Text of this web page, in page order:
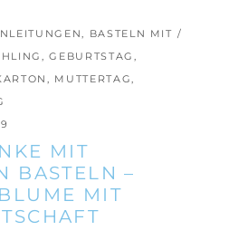
, BASTELN MIT
,GEBURTSTAG ,
, MUTTERTAG,
MIT
BASTELN –
MIT